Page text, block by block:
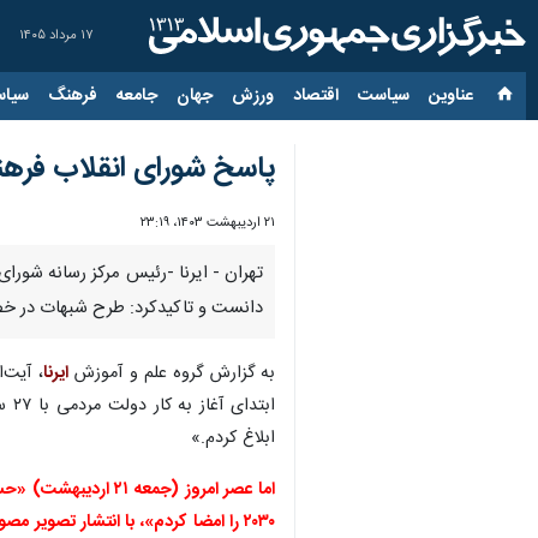
۱۷ مرداد ۱۴۰۵
عناوین‌ سیاست اقتصاد ورزش جهان جامعه فرهنگ
پاسخ شورای انقلاب
۲۱ اردیبهشت ۱۴۰۳، ۲۳:۱۹